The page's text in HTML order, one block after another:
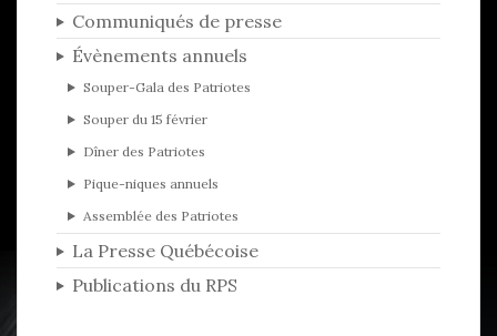
Communiqués de presse
Évènements annuels
Souper-Gala des Patriotes
Souper du 15 février
Dîner des Patriotes
Pique-niques annuels
Assemblée des Patriotes
La Presse Québécoise
Publications du RPS